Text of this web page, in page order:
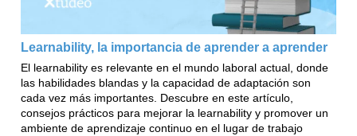
Learnability, la importancia de aprender a aprender
El learnability es relevante en el mundo laboral actual, donde
las habilidades blandas y la capacidad de adaptación son
cada vez más importantes. Descubre en este artículo,
consejos prácticos para mejorar la learnability y promover un
ambiente de aprendizaje continuo en el lugar de trabajo